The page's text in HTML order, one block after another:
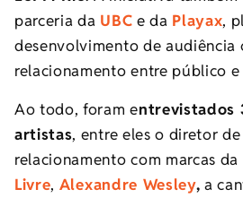
parceria da UBC e da Playax,
desenvolvimento de audiência
relacionamento entre público
Ao todo, foram entrevistados
artistas, entre eles o diretor de
relacionamento com marcas da
Livre, Alexandre Wesley, a